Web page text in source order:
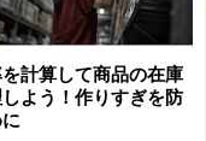
などの集まりで評
にできた」「あそ
ろな事業者の評価
を計算して商品の在庫
よう！作りすぎを防